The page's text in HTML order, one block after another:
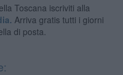
Toscana iscriviti alla
Arriva gratis tutti i giorni
di posta.